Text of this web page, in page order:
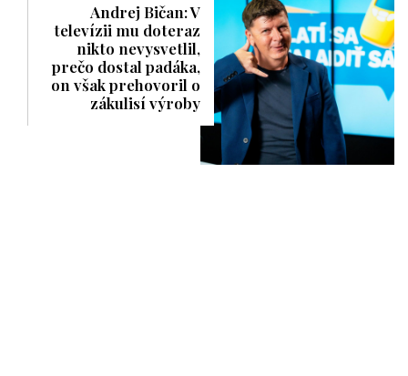
Andrej Bičan: V
televízii mu doteraz
nikto nevysvetlil,
prečo dostal padáka,
on však prehovoril o
zákulisí výroby